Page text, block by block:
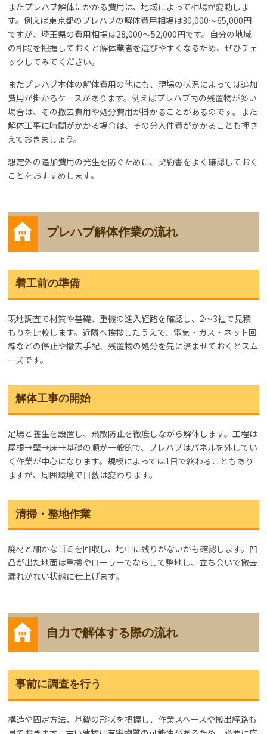
またプレハブ解体にかかる費用は、地域によって相場が変動しま
す。例えば東京都のプレハブの解体費用相場は30,000～65,000円
ですが、埼玉県の費用相場は28,000～52,000円です。自分の地域
の相場を把握しておくと解体業者を選びやすくなるため、ぜひチェ
ックしてみてください。
またプレハブ本体の解体費用の他にも、現場の状況によっては追加
費用が掛かるケースがあります。例えばプレハブ内の残置物が多い
場合は、その撤去費用や処分費用が掛かることがあるのです。また
解体工事に時間がかかる場合は、その分人件費がかかることも押さ
えておきましょう。
想定外の追加費用の発生を防ぐために、契約書をよく確認しておく
ことをおすすめします。
プレハブ解体作業の流れ
着工前の準備
現地調査で材質や基礎、重機の進入経路を確認し、2〜3社で見積
もりを比較します。近隣へ挨拶したうえで、電気・ガス・ネット回
線などの停止や撤去手配、残置物の処分を先に済ませておくとスム
ーズです。
解体工事の開始
足場と養生を設置し、飛散防止を徹底しながら解体します。工程は
屋根→壁→床→基礎の順が一般的で、プレハブはパネルを外してい
く作業が中心になります。規模によっては1日で終わることもあり
ますが、周囲環境で日数は変わります。
清掃・整地作業
廃材と細かなゴミを回収し、地中に残りがないかも確認します。凹
凸が出た地面は重機やローラーでならして整地し、立ち会いで撤去
漏れがない状態に仕上げます。
自力で解体する際の流れ
事前に調査を行う
構造や固定方法、基礎の形状を把握し、作業スペースや搬出経路も